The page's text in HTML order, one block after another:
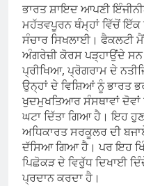
ਭਾਰਤ ਸ਼ਾਇਦ ਆਪਣੀ
ਮਹੱਤਵਪੂਰਨ ਥੰਮ੍ਹਾਂ ਵਿੱਚੋਂ ਇੱਕ
ਸੰਚਾਰ ਸਿਖਲਾਈ। ਫੈਕਲਟੀ
ਅੰਗਰੇਜ਼ੀ ਕੋਰਸ ਪੜ੍ਹਾਉਂਦੇ ਸਨ
ਪ੍ਰੀਖਿਆ, ਪ੍ਰੋਗਰਾਮ ਦੇ
ਉਨ੍ਹਾਂ ਦੇ ਵਿਸ਼ਿਆਂ ਨੂੰ ਭਾਰਤ
ਖੁਦਮੁਖਤਿਆਰ ਸੰਸਥਾਵਾਂ ਦੋਵਾਂ
ਘਟਾ ਦਿੱਤਾ ਗਿਆ ਹੈ। ਇਹ
ਅਧਿਕਾਰਤ ਸਰਕੂਲਰ ਦੀ
ਦੱਸਿਆ ਗਿਆ ਹੈ। ਪਰ ਇਹ
ਪਿਛੋਕੜ ਦੇ ਵਿਰੁੱਧ ਦਿਖਾਈ
ਪ੍ਰਦਾਨ ਕਰਦਾ ਹੈ।